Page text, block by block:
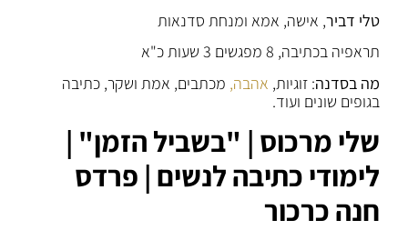
טלי דביר, אישה, אמא ומנחת סדנאות
תראפיה בכתיבה, 8 מפגשים 3 שעות כ"א
מה בסדנה: זוגיות, אהבה, מכתבים, אמת ושקר, כתיבה
בגופים שונים ועוד.
שלי מרכוס | "בשביל הזמן" |
לימודי כתיבה לנשים | פרדס
חנה כרכור